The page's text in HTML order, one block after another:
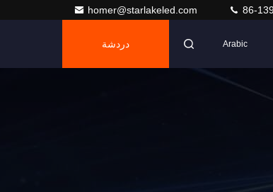
homer@starlakeled.com 86-
Arabic دردشة